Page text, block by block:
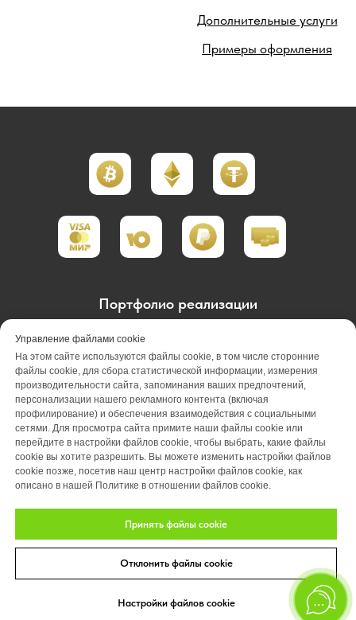
Дополнительные услуги
Примеры оформления
Портфолио реализации
Портфолио проектирования
Портфолио обслуживания
Акции
Вакансии
О компании
Отзывы
Блог
Оплата Контакты
© 2026 Студия ландшафтного дизайна «Art Story»
Политика конфиденциальности.
Управление файлами cookie
На этом сайте используются файлы cookie, в том числе сторонние
файлы cookie, для сбора статистической информации, измерения
производительности сайта, запоминания ваших предпочтений,
персонализации нашего рекламного контента (включая
профилирование) и обеспечения взаимодействия с социальными
сетями. Для просмотра сайта примите наши файлы cookie или
перейдите в настройки файлов cookie, чтобы выбрать, какие файлы
cookie вы хотите разрешить. Вы можете изменить настройки файлов
cookie позже, посетив наш центр настройки файлов cookie, как
описано в нашей Политике в отношении файлов cookie.
Принять файлы cookie
Отклонить файлы cookie
Настройки файлов cookie